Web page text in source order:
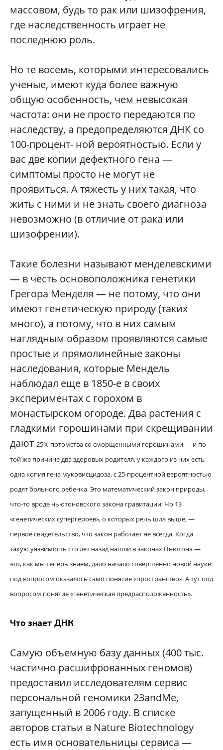
массовом, будь то рак или шизофрения,
где наследственность играет не
последнюю роль.
Но те восемь, которыми интересовались
ученые, имеют куда более важную
общую особенность, чем невысокая
частота: они не просто передаются по
наследству, а предопределяются ДНК со
100-процент- ной вероятностью. Если у
вас две копии дефектного гена —
симптомы просто не могут не
проявиться. А тяжесть у них такая, что
жить с ними и не знать своего диагноза
невозможно (в отличие от рака или
шизофрении).
Такие болезни называют менделевскими
— в честь основоположника генетики
Грегора Менделя — не потому, что они
имеют генетическую природу (таких
много), а потому, что в них самым
наглядным образом проявляются самые
простые и прямолинейные законы
наследования, которые Мендель
наблюдал еще в 1850-е в своих
экспериментах с горохом в
монастырском огороде. Два растения с
гладкими горошинами при скрещивании
дают 25% потомства со сморщенными горошинами — и по
той же причине два здоровых родителя, у каждого из них есть
одна копия гена муковисцидоза, с 25-процентной вероятностью
родят больного ребенка. Это математический закон природы,
что-то вроде ньютоновского закона гравитации. Но 13
«генетических супергероев», о которых речь шла выше, —
первое свидетельство, что закон работает не всегда. Когда
такую уязвимость сто лет назад нашли в законах Ньютона —
это, как мы теперь знаем, дало начало совершенно новой науке:
под вопросом оказалось само понятие «пространство». А тут под
вопросом понятие «генетическая предрасположенность».
Что знает ДНК
Самую объемную базу данных (400 тыс.
частично расшифрованных геномов)
предоставил исследователям сервис
персональной геномики 23andMe,
запущенный в 2006 году. В списке
авторов статьи в Nature Biotechnology
есть имя основательницы сервиса —